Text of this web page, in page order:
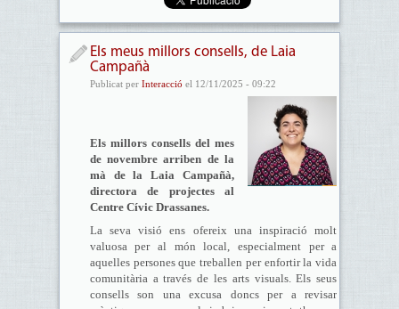
Els meus millors consells, de Laia
Campañà
Publicat per Interacció el 12/11/2025 - 09:22
Els millors consells del mes
de novembre arriben de la
mà de la Laia Campañà,
directora de projectes al
Centre Cívic Drassanes.
La seva visió ens ofereix una inspiració molt
valuosa per al món local, especialment per a
aquelles persones que treballen per enfortir la vida
comunitària a través de les arts visuals. Els seus
consells son una excusa doncs per a revisar